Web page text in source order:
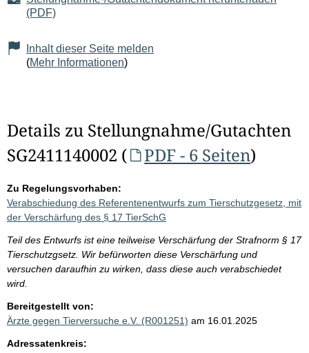
(PDF)
Inhalt dieser Seite melden
(Mehr Informationen)
Details zu Stellungnahme/Gutachten
SG2411140002 (
PDF - 6 Seiten)
Zu Regelungsvorhaben:
Verabschiedung des Referentenentwurfs zum Tierschutzgesetz, mit
der Verschärfung des § 17 TierSchG
Teil des Entwurfs ist eine teilweise Verschärfung der Strafnorm § 17
Tierschutzgsetz. Wir befürworten diese Verschärfung und
versuchen daraufhin zu wirken, dass diese auch verabschiedet
wird.
Bereitgestellt von:
Ärzte gegen Tierversuche e.V. (R001251) am 16.01.2025
Adressatenkreis: